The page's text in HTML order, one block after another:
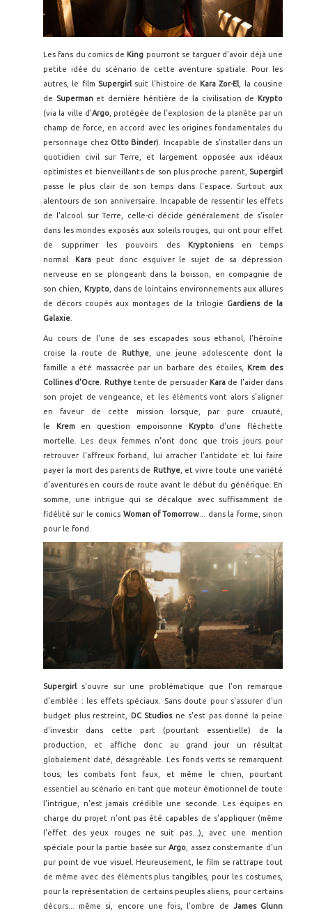
Les fans du comics de King pourront se targuer d'avoir déjà une
petite idée du scénario de cette aventure spatiale. Pour les
autres, le film Supergirlsuit l'histoire de Kara Zor-El , la cousine
de Supermanet dernière héritière de la civilisation de
Krypto
(via la ville d'Argo , protégée de l'explosion de la planète par un
champ de force, en accord avec les origines fondamentales du
personnage chez Otto Binder). Incapable de s'installer dans un
quotidien civil sur Terre, et largement opposée aux idéaux
optimistes et bienveillants de son plus proche parent, Supergirl
passe le plus clair de son temps dans l'espace. Surtout aux
alentours de son anniversaire. Incapable de ressentir les effets
de l'alcool sur Terre, celle-ci décide généralement de s'isoler
dans les mondes exposés aux soleils rouges, qui ont pour effet
de supprimer les pouvoirs des
Kryptoniensen temps
normal.
Karapeut donc esquiver le sujet de sa dépression
nerveuse en se plongeant dans la boisson, en compagnie de
son chien,
Krypto, dans de lointains environnements aux allures
de décors coupés aux montages de la trilogie Gardiens de la
Galaxie
Au cours de l'une de ses escapades sous ethanol, l'héroïne
croise la route de
Ruthye , une jeune adolescente dont la
famille a été massacrée par un barbare des étoiles,
Krem des
Collines d'Ocre
Ruthyetente de persuader Kara de l'aider dans
son projet de vengeance, et les éléments vont alors s'aligner
en faveur de cette mission lorsque, par pure cruauté,
le
Kremen question empoisonne Kryptod'une fléchette
mortelle. Les deux femmes n'ont donc que trois jours pour
retrouver l'affreux forband, lui arracher l'antidote et lui faire
payer la mort des parents de Ruthye, et vivre toute une variété
d'aventures en cours de route avant le début du générique. En
somme, une intrigue qui se décalque avec suffisamment de
fidélité sur le comics Woman of Tomorrow ... dans la forme, sinon
pour le fond.
Supergirl s'ouvre sur une problématique que l'on remarque
d'emblée : les effets spéciaux. Sans doute pour s'assurer d'un
budget plus restreint,
DC Studiosne s'est pas donné la peine
d'investir dans cette part (pourtant essentielle) de la
production, et affiche donc au grand jour un résultat
globalement daté, désagréable. Les fonds verts se remarquent
tous, les combats font faux, et même le chien, pourtant
essentiel au scénario en tant que moteur émotionnel de toute
l'intrigue, n'est jamais crédible une seconde. Les équipes en
charge du projet n'ont pas été capables de s'appliquer (même
l'effet des yeux rouges ne suit pas...), avec une mention
spéciale pour la partie basée sur Argo , assez consternante d'un
pur point de vue visuel. Heureusement, le film se rattrape tout
de même avec des éléments plus tangibles, pour les costumes,
pour la représentation de certains peuples aliens, pour certains
décors... même si, encore une fois, l'ombre de James Glunn